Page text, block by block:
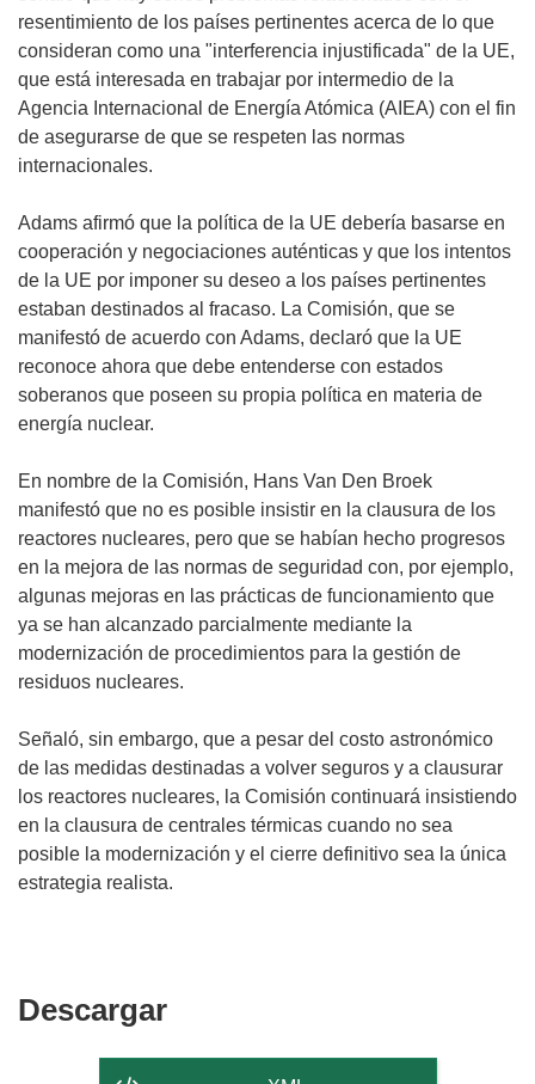
resentimiento de los países pertinentes acerca de lo que
consideran como una "interferencia injustificada" de la UE,
que está interesada en trabajar por intermedio de la
Agencia Internacional de Energía Atómica (AIEA) con el fin
de asegurarse de que se respeten las normas
internacionales.
Adams afirmó que la política de la UE debería basarse en
cooperación y negociaciones auténticas y que los intentos
de la UE por imponer su deseo a los países pertinentes
estaban destinados al fracaso. La Comisión, que se
manifestó de acuerdo con Adams, declaró que la UE
reconoce ahora que debe entenderse con estados
soberanos que poseen su propia política en materia de
energía nuclear.
En nombre de la Comisión, Hans Van Den Broek
manifestó que no es posible insistir en la clausura de los
reactores nucleares, pero que se habían hecho progresos
en la mejora de las normas de seguridad con, por ejemplo,
algunas mejoras en las prácticas de funcionamiento que
ya se han alcanzado parcialmente mediante la
modernización de procedimientos para la gestión de
residuos nucleares.
Señaló, sin embargo, que a pesar del costo astronómico
de las medidas destinadas a volver seguros y a clausurar
los reactores nucleares, la Comisión continuará insistiendo
en la clausura de centrales térmicas cuando no sea
posible la modernización y el cierre definitivo sea la única
estrategia realista.
DescargarDescargar